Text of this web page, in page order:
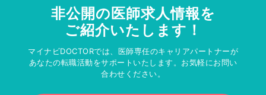
非公開の医師求人情報を
ご紹介いたします！
マイナビDOCTORでは、医師専任のキャリアパートナーが
あなたの転職活動をサポートいたします。お気軽にお問い
合わせください。